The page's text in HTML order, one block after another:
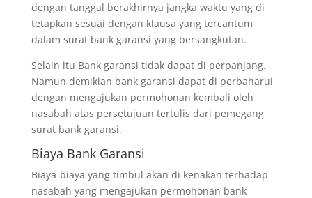
dengan tanggal berakhirnya jangka waktu yang di
tetapkan sesuai dengan klausa yang tercantum
dalam surat bank garansi yang bersangkutan.
Selain itu Bank garansi tidak dapat di perpanjang.
Namun demikian bank garansi dapat di perbaharui
dengan mengajukan permohonan kembali oleh
nasabah atas persetujuan tertulis dari pemegang
surat bank garansi.
Biaya Bank Garansi
Biaya-biaya yang timbul akan di kenakan terhadap
nasabah yang mengajukan permohonan bank